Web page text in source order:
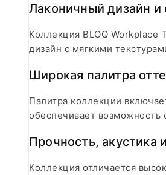
Лаконичный дизайн и
Коллекция BLOQ Workplace
дизайн с мягкими
Широкая палитра
Палитра коллекции
обеспечивает
Прочность, акустика
Коллекция отличается